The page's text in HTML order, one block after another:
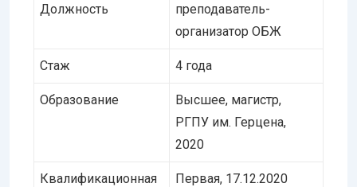
Должность
преподаватель-
организатор ОБЖ
Стаж 4 года
Образование
Высшее, магистр,
РГПУ им. Герцена,
2020
Квалификационная
Первая, 17.12.2020